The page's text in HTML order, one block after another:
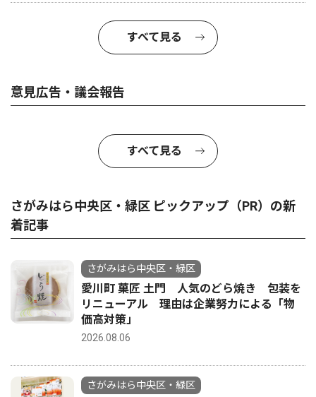
すべて見る
意見広告・議会報告
すべて見る
さがみはら中央区・緑区 ピックアップ（PR）の新
着記事
さがみはら中央区・緑区
愛川町 菓匠 土門 人気のどら焼き 包装を
リニューアル 理由は企業努力による「物
価高対策」
2026.08.06
さがみはら中央区・緑区